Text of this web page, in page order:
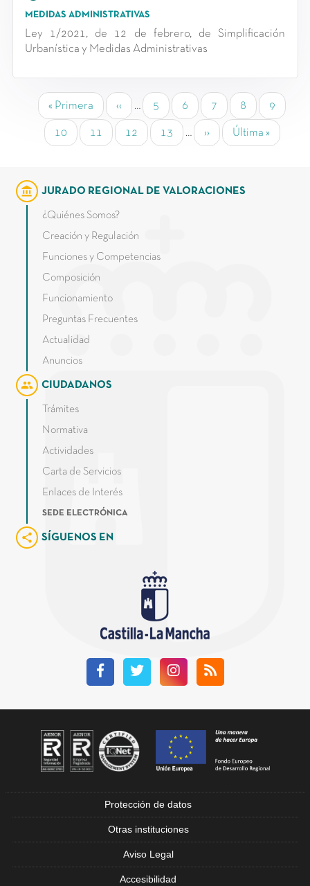
MEDIDAS ADMINISTRATIVAS
Ley 1/2021, de 12 de febrero, de Simplificación
Urbanística y Medidas Administrativas
Primera página
« Primera Página anterior
‹‹ … Page
5 Page
6 Page
7 Page
8 Página
9
Page
10 Page
11 Page
12 Page
13 … Siguiente página
›› Última página
Última »
account_balance JURADO REGIONAL DE VALORACIONES
¿Quiénes Somos?
Creación y Regulación
Funciones y Competencias
Composición
Funcionamiento
Preguntas Frecuentes
Actualidad
Anuncios
group CIUDADANOS
Trámites
Normativa
Actividades
Carta de Servicios
Enlaces de Interés
SEDE ELECTRÓNICA
share SÍGUENOS EN
Certificación Aenor
Protección de datos
Otras instituciones
Aviso Legal
Accesibilidad